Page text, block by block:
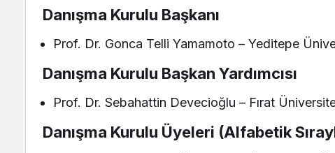
Danışma Kurulu Başkanı
Prof. Dr. Gonca Telli Yamamoto – Yeditepe
Danışma Kurulu Başkan Yardımcısı
Prof. Dr. Sebahattin Devecioğlu – Fırat
Danışma Kurulu Üyeleri (Alfabetik